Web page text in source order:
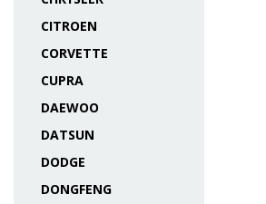
CITROEN
CORVETTE
CUPRA
DAEWOO
DATSUN
DODGE
DONGFENG